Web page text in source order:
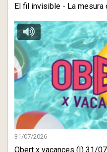
El fil invisible - La mesura
31/07/2026
Obert x vacances (I) 31/